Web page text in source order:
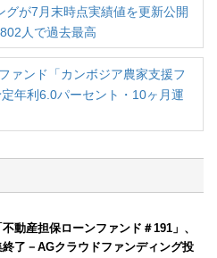
グが7月末時点実績値を更新公開
人で過去最高
ァンド「カンボジア農家支援フ
年利6.0パーセント・10ヶ月運
動産担保ローンファンド＃191」、
了－AGクラウドファンディング投